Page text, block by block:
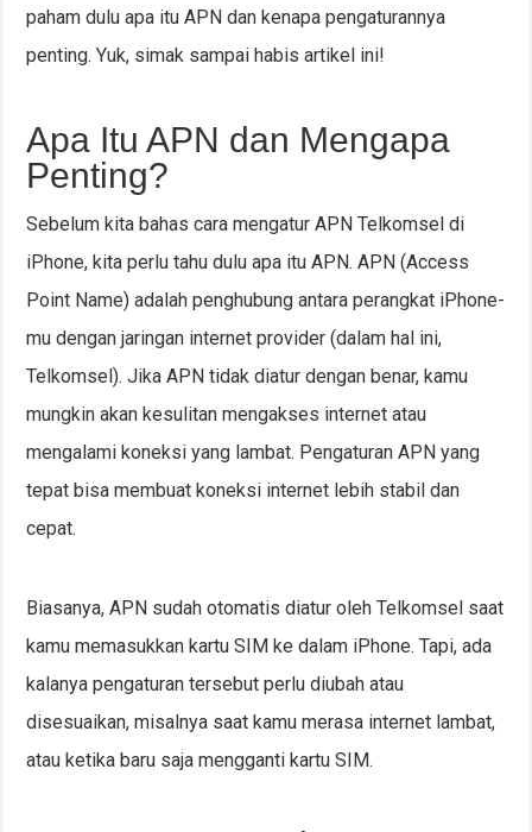
paham dulu apa itu APN dan kenapa pengaturannya
penting. Yuk, simak sampai habis artikel ini!
Apa Itu APN dan Mengapa
Penting?
Sebelum kita bahas cara mengatur APN Telkomsel di
iPhone, kita perlu tahu dulu apa itu APN. APN (Access
Point Name) adalah penghubung antara perangkat iPhone-
mu dengan jaringan internet provider (dalam hal ini,
Telkomsel). Jika APN tidak diatur dengan benar, kamu
mungkin akan kesulitan mengakses internet atau
mengalami koneksi yang lambat. Pengaturan APN yang
tepat bisa membuat koneksi internet lebih stabil dan
cepat.
Biasanya, APN sudah otomatis diatur oleh Telkomsel saat
kamu memasukkan kartu SIM ke dalam iPhone. Tapi, ada
kalanya pengaturan tersebut perlu diubah atau
disesuaikan, misalnya saat kamu merasa internet lambat,
atau ketika baru saja mengganti kartu SIM.